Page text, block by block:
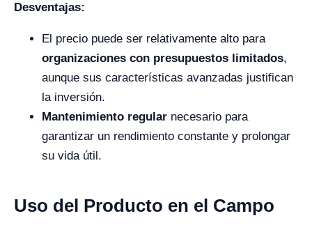
Desventajas:
El precio puede ser relativamente alto para
organizaciones con presupuestos limitados,
aunque sus características avanzadas justifican
la inversión.
Mantenimiento regular necesario para
garantizar un rendimiento constante y prolongar
su vida útil.
Uso del Producto en el Campo